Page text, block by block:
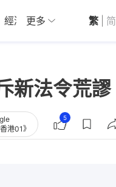
經濟 01深圳 觀點
更多 繁 简
新法令荒謬
港01》
5